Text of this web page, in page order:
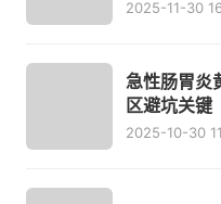
2025-11-30
急性肠胃炎
区避坑关键
2025-10-30